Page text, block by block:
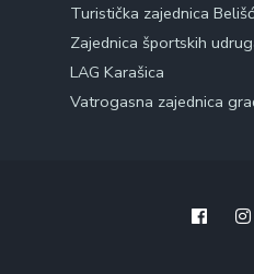
Turistička zajednica
Zajednica športskih
LAG Karašica
Vatrogasna zajednica